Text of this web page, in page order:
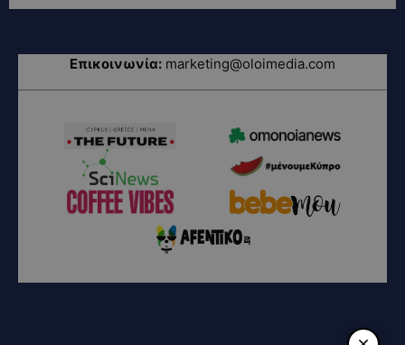
Επικοινωνία: marketing@oloimedia.com